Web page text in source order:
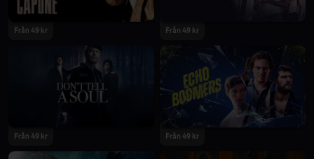
Från 49 kr
2020
Från 49 kr
Från 49 kr Från 49 kr